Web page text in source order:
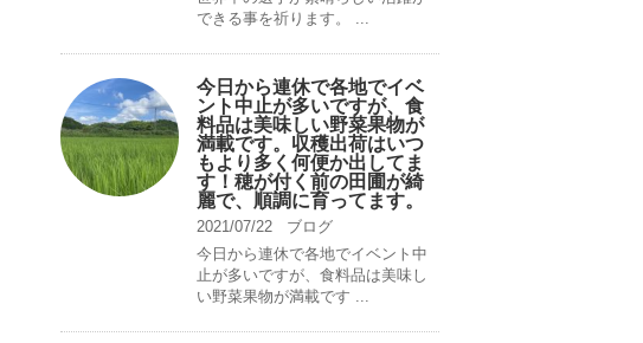
できる事を祈ります。 ...
今日から連休で各地でイベ
ント中止が多いですが、食
料品は美味しい野菜果物が
満載です。収穫出荷はいつ
もより多く何便か出してま
す！穂が付く前の田圃が綺
麗で、順調に育ってます。
2021/07/22
ブログ
今日から連休で各地でイベント中
止が多いですが、食料品は美味し
い野菜果物が満載です ...